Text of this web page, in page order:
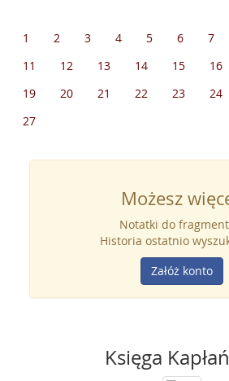
1 2 3 4 5 6 7
11
12 13 14 15 16
19
20 21 22 23 24
27
Możesz
Notatki do
Historia ostatnio
Załóż konto
Księga